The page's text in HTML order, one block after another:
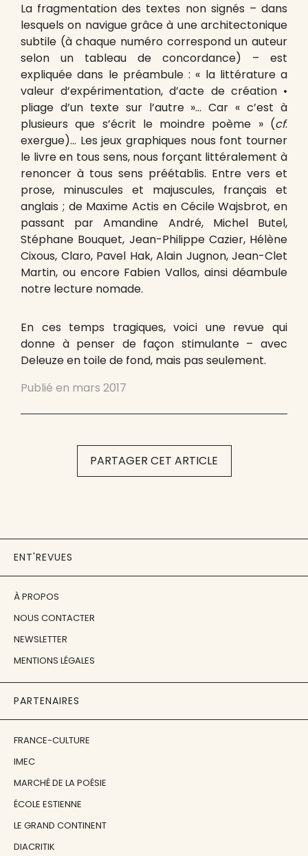
La fragmentation des textes non signés – dans
lesquels on navigue grâce à une architectonique
subtile (à chaque numéro correspond un auteur
selon un tableau de concordance) – est
expliquée dans le préambule : « la littérature a
valeur d’expérimentation, d’acte de création •
pliage d’un texte sur l’autre »… Car « c’est à
plusieurs que s’écrit le moindre poème » (cf.
exergue)… Les jeux graphiques nous font tourner
le livre en tous sens, nous forçant littéralement à
renoncer à tous sens préétablis. Entre vers et
prose, minuscules et majuscules, français et
anglais ; de Maxime Actis en Cécile Wajsbrot, en
passant par Amandine André, Michel Butel,
Stéphane Bouquet, Jean-Philippe Cazier, Hélène
Cixous, Claro, Pavel Hak, Alain Jugnon, Jean-Clet
Martin, ou encore Fabien Vallos, ainsi déambule
notre lecture nomade.
En ces temps tragiques, voici une revue qui
donne à penser de façon stimulante – avec
Deleuze en toile de fond, mais pas seulement.
Publié en mars 2017
PARTAGER CET ARTICLE
ENT'REVUES
À PROPOS
NOUS CONTACTER
NEWSLETTER
MENTIONS LÉGALES
PARTENAIRES
FRANCE-CULTURE
IMEC
MARCHÉ DE LA POÉSIE
ÉCOLE ESTIENNE
LE GRAND CONTINENT
DIACRITIK